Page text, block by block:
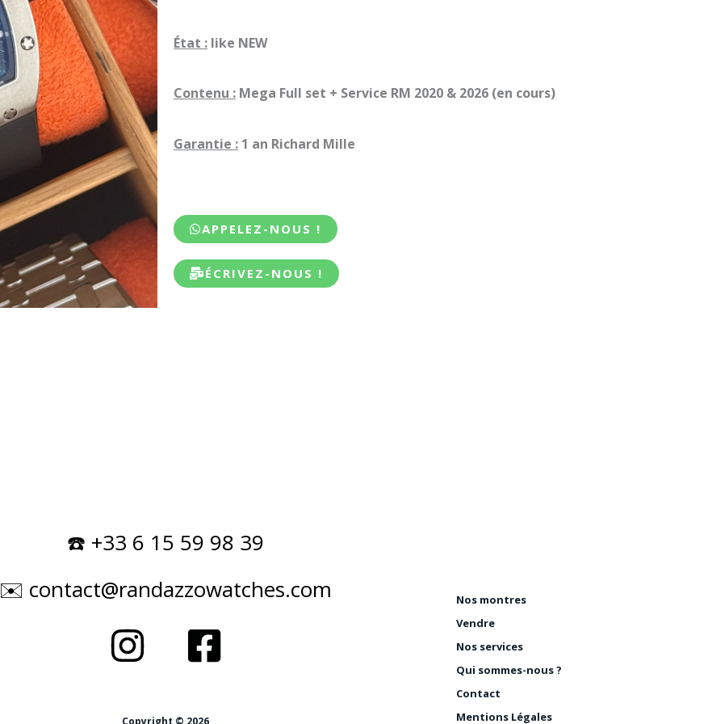
État : like NEW
Contenu : Mega Full set + Service RM 2020 & 2026 (en cours)
Garantie : 1 an Richard Mille
APPELEZ-NOUS !
ÉCRIVEZ-NOUS !
☎️ +33 6 15 59 98 39
✉️ contact@randazzowatches.com
Nos montres
Vendre
Nos services
Qui sommes-nous ?
Contact
Mentions Légales
Copyright © 2026